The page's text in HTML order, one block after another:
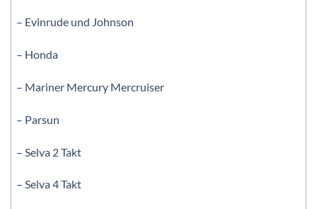
– Evinrude und Johnson
– Honda
– Mariner Mercury Mercruiser
– Parsun
– Selva 2 Takt
– Selva 4 Takt